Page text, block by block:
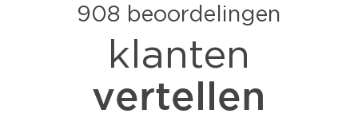
908 beoordelingen
klanten
vertellen